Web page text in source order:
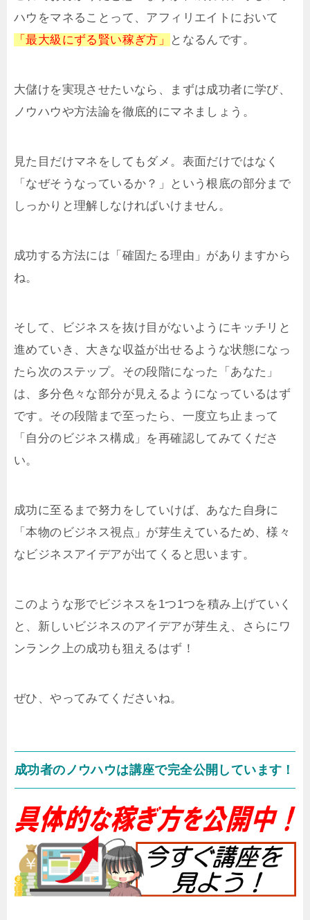
ハウをマネることって、アフィリエイトにおいて
「最大級にずる賢い稼ぎ方」
となるんです。
大儲けを実現させたいなら、まずは成功者に学び、
ノウハウや方法論を徹底的にマネましょう。
見た目だけマネをしてもダメ。表面だけではなく
「なぜそうなっているか？」という根底の部分まで
しっかりと理解しなければいけません。
成功する方法には「確固たる理由」がありますから
ね。
そして、ビジネスを抜け目がないようにキッチリと
進めていき、大きな収益が出せるような状態になっ
たら次のステップ。その段階になった「あなた」
は、多分色々な部分が見えるようになっているはず
です。その段階まで至ったら、一度立ち止まって
「自分のビジネス構成」を再確認してみてくださ
い。
成功に至るまで努力をしていけば、あなた自身に
「本物のビジネス視点」が芽生えているため、様々
なビジネスアイデアが出てくると思います。
このような形でビジネスを1つ1つを積み上げていく
と、新しいビジネスのアイデアが芽生え、さらにワ
ンランク上の成功も狙えるはず！
ぜひ、やってみてくださいね。
成功者のノウハウは講座で完全公開しています！